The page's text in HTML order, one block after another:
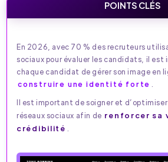
POINTS CLÉS
En 2026, avec 70 % des recruteurs
sociaux pour évaluer les candidats, il est
chaque candidat de gérer son image en
construire une identité forte
Il est important de soigner et
réseaux sociaux afin de renforcer sa
crédibilité